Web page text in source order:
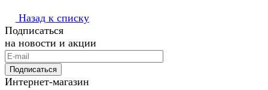
Назад к списку
Подписаться
на новости и акции
Подписаться
Интернет-магазин